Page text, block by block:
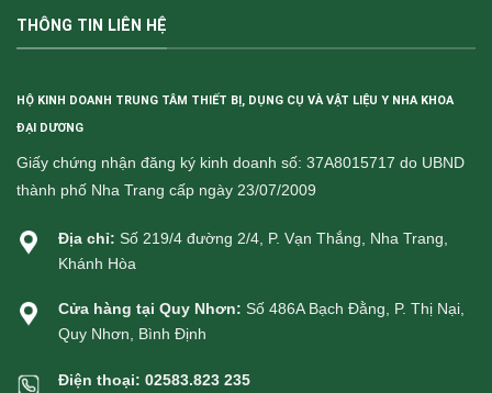
THÔNG TIN LIÊN HỆ
HỘ KINH DOANH TRUNG TÂM THIẾT BỊ, DỤNG CỤ VÀ VẬT LIỆU Y NHA KHOA
ĐẠI DƯƠNG
Giấy chứng nhận đăng ký kinh doanh số: 37A8015717 do UBND
thành phố Nha Trang cấp ngày 23/07/2009
Địa chỉ: Số 219/4 đường 2/4, P. Vạn Thắng, Nha Trang,
Khánh Hòa
Cửa hàng tại Quy Nhơn: Số 486A Bạch Đằng, P. Thị Nại,
Quy Nhơn, Bình Định
Điện thoại: 02583.823 235